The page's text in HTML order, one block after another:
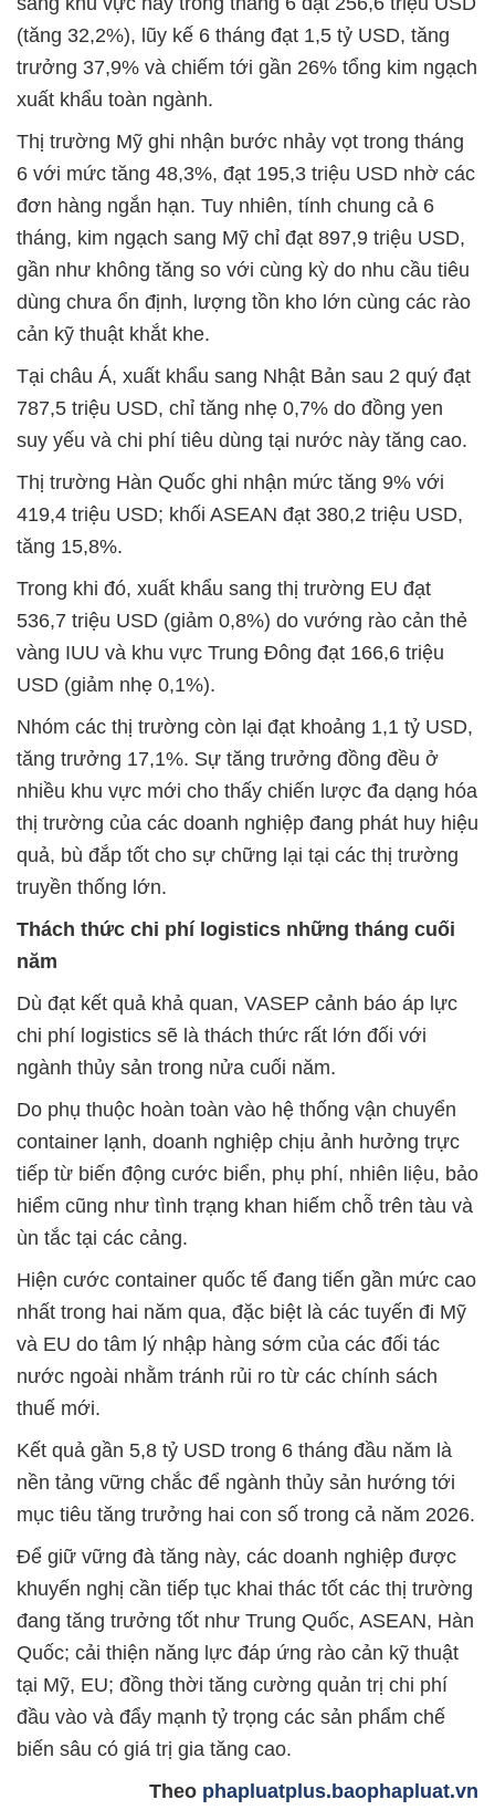
(tăng 32,2%), lũy kế 6 tháng đạt 1,5 tỷ USD, tăng
trưởng 37,9% và chiếm tới gần 26% tổng kim ngạch
xuất khẩu toàn ngành.
Thị trường Mỹ ghi nhận bước nhảy vọt trong tháng
6 với mức tăng 48,3%, đạt 195,3 triệu USD nhờ các
đơn hàng ngắn hạn. Tuy nhiên, tính chung cả 6
tháng, kim ngạch sang Mỹ chỉ đạt 897,9 triệu USD,
gần như không tăng so với cùng kỳ do nhu cầu tiêu
dùng chưa ổn định, lượng tồn kho lớn cùng các rào
cản kỹ thuật khắt khe.
Tại châu Á, xuất khẩu sang Nhật Bản sau 2 quý đạt
787,5 triệu USD, chỉ tăng nhẹ 0,7% do đồng yen
suy yếu và chi phí tiêu dùng tại nước này tăng cao.
Thị trường Hàn Quốc ghi nhận mức tăng 9% với
419,4 triệu USD; khối ASEAN đạt 380,2 triệu USD,
tăng 15,8%.
Trong khi đó, xuất khẩu sang thị trường EU đạt
536,7 triệu USD (giảm 0,8%) do vướng rào cản thẻ
vàng IUU và khu vực Trung Đông đạt 166,6 triệu
USD (giảm nhẹ 0,1%).
Nhóm các thị trường còn lại đạt khoảng 1,1 tỷ USD,
tăng trưởng 17,1%. Sự tăng trưởng đồng đều ở
nhiều khu vực mới cho thấy chiến lược đa dạng hóa
thị trường của các doanh nghiệp đang phát huy hiệu
quả, bù đắp tốt cho sự chững lại tại các thị trường
truyền thống lớn.
Thách thức chi phí logistics những tháng cuối
năm
Dù đạt kết quả khả quan, VASEP cảnh báo áp lực
chi phí logistics sẽ là thách thức rất lớn đối với
ngành thủy sản trong nửa cuối năm.
Do phụ thuộc hoàn toàn vào hệ thống vận chuyển
container lạnh, doanh nghiệp chịu ảnh hưởng trực
tiếp từ biến động cước biển, phụ phí, nhiên liệu, bảo
hiểm cũng như tình trạng khan hiếm chỗ trên tàu và
ùn tắc tại các cảng.
Hiện cước container quốc tế đang tiến gần mức cao
nhất trong hai năm qua, đặc biệt là các tuyến đi Mỹ
và EU do tâm lý nhập hàng sớm của các đối tác
nước ngoài nhằm tránh rủi ro từ các chính sách
thuế mới.
Kết quả gần 5,8 tỷ USD trong 6 tháng đầu năm là
nền tảng vững chắc để ngành thủy sản hướng tới
mục tiêu tăng trưởng hai con số trong cả năm 2026.
Để giữ vững đà tăng này, các doanh nghiệp được
khuyến nghị cần tiếp tục khai thác tốt các thị trường
đang tăng trưởng tốt như Trung Quốc, ASEAN, Hàn
Quốc; cải thiện năng lực đáp ứng rào cản kỹ thuật
tại Mỹ, EU; đồng thời tăng cường quản trị chi phí
đầu vào và đẩy mạnh tỷ trọng các sản phẩm chế
biến sâu có giá trị gia tăng cao.
Theo phapluatplus.baophapluat.vn